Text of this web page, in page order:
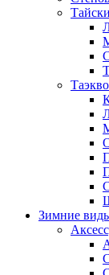
Зимние